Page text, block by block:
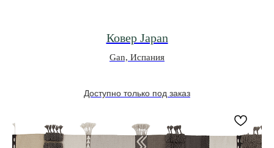
Ковер Japan
Gan, Испания